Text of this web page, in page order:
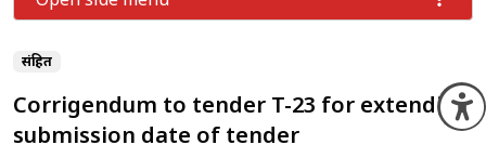
संग्रहित
Corrigendum to tender T-23 for extending
submission date of tender